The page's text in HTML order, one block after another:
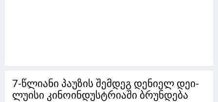
7-წლიანი პაუზის შემდეგ დენიელ დეი-
ლუისი კინოინდუსტრიაში ბრუნდება